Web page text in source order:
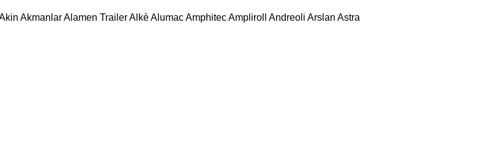
AkmanlarAlamen TrailerAlkèAlumacAmphitecAmpliroll Andreoli Arslan Astra